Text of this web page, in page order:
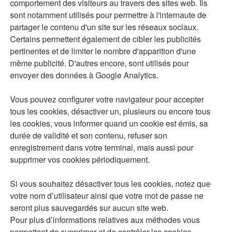
comportement des visiteurs au travers des sites web. Ils
sont notamment utilisés pour permettre à l'internaute de
partager le contenu d'un site sur les réseaux sociaux.
Certains permettent également de cibler les publicités
pertinentes et de limiter le nombre d'apparition d'une
même publicité. D'autres encore, sont utilisés pour
envoyer des données à Google Analytics.
Vous pouvez configurer votre navigateur pour accepter
tous les cookies, désactiver un, plusieurs ou encore tous
les cookies, vous informer quand un cookie est émis, sa
durée de validité et son contenu, refuser son
enregistrement dans votre terminal, mais aussi pour
supprimer vos cookies périodiquement.
Si vous souhaitez désactiver tous les cookies, notez que
votre nom d’utilisateur ainsi que votre mot de passe ne
seront plus sauvegardés sur aucun site web.
Pour plus d’informations relatives aux méthodes vous